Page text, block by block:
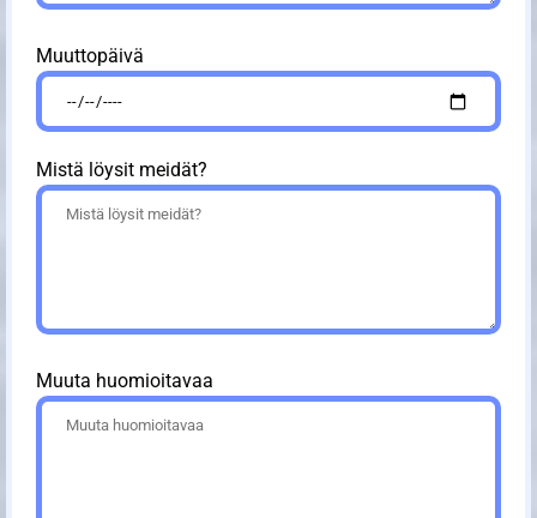
Muuttopäivä
Mistä löysit meidät?
Muuta huomioitavaa